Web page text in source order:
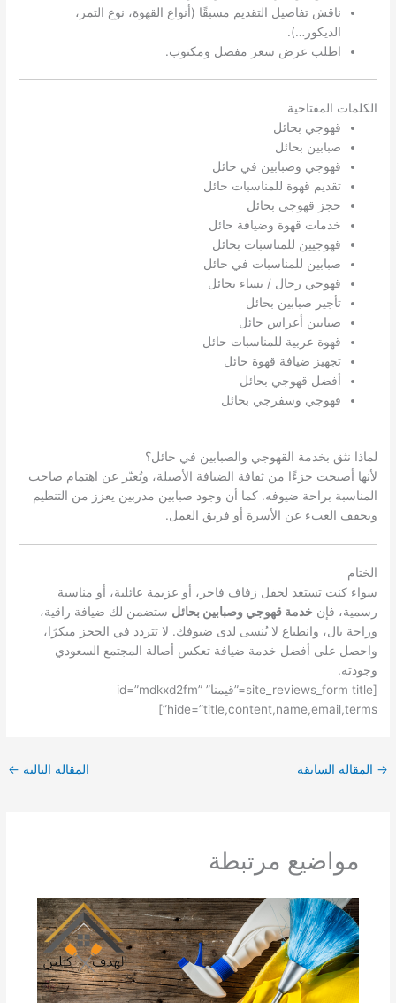
ناقش تفاصيل التقديم مسبقًا (أنواع القهوة، نوع التمر،
الديكور…).
اطلب عرض سعر مفصل ومكتوب.
الكلمات المفتاحية
قهوجي بحائل
صبابين بحائل
قهوجي وصبابين في حائل
تقديم قهوة للمناسبات حائل
حجز قهوجي بحائل
خدمات قهوة وضيافة حائل
قهوجيين للمناسبات بحائل
صبابين للمناسبات في حائل
قهوجي رجال / نساء بحائل
تأجير صبابين بحائل
صبابين أعراس حائل
قهوة عربية للمناسبات حائل
تجهيز ضيافة قهوة حائل
أفضل قهوجي بحائل
قهوجي وسفرجي بحائل
لماذا نثق بخدمة القهوجي والصبابين في حائل؟
لأنها أصبحت جزءًا من ثقافة الضيافة الأصيلة، وتُعبّر عن اهتمام صاحب
المناسبة براحة ضيوفه. كما أن وجود صبابين مدربين يعزز من التنظيم
ويخفف العبء عن الأسرة أو فريق العمل.
الختام
سواء كنت تستعد لحفل زفاف فاخر، أو عزيمة عائلية، أو مناسبة
رسمية، فإن خدمة قهوجي وصبابين بحائل ستضمن لك ضيافة راقية،
وراحة بال، وانطباع لا يُنسى لدى ضيوفك. لا تتردد في الحجز مبكرًا،
واحصل على أفضل خدمة ضيافة تعكس أصالة المجتمع السعودي
وجودته.
[site_reviews_form title=”قيمنا” id=”mdkxd2fm”
hide=”title,content,name,email,terms”]
→ المقالة السابقة المقالة التالية ←
مواضيع مرتبطة